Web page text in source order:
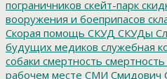
пограничников скейт-парк
вооружения и боеприпасов
Скорая помощь СКУД СКУДы
будущих медиков служебная
собаки смертность
рабочем месте СМИ Смидович